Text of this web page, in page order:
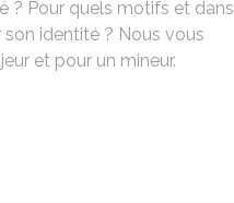
? Pour quels motifs et dans
identité ? Nous vous
et pour un mineur.